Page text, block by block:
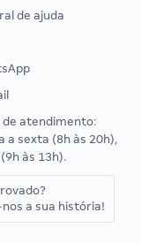
de ajuda
de atendimento:
a sexta (8h às 20h),
às 13h).
nos a sua história!